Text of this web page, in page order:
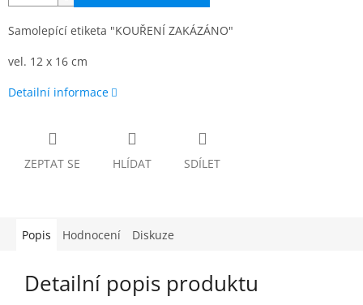
Samolepící etiketa "KOUŘENÍ ZAKÁZÁNO"
vel. 12 x 16 cm
Detailní informace
ZEPTAT SE HLÍDAT SDÍLET
Popis Hodnocení Diskuze
Detailní popis produktu